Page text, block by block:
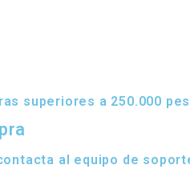
superiores a 250.000
al equipo de